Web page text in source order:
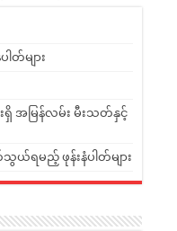
တ်များ
အမြန်လမ်း မီးသတ်နှင့်
ယ်ရမည့် ဖုန်းနံပါတ်များ